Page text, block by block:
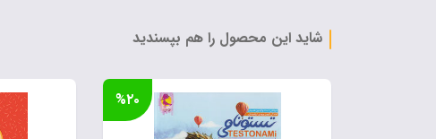
شاید این محصول را هم بپسندید
%۲۰